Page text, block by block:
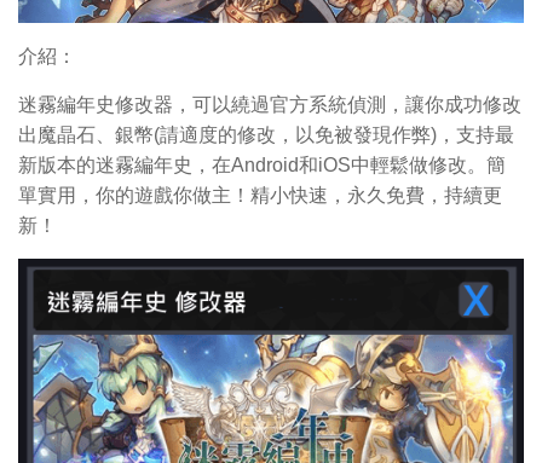
介紹：
迷霧編年史修改器，可以繞過官方系統偵測，讓你成功修改
出魔晶石、銀幣(請適度的修改，以免被發現作弊)，支持最
新版本的迷霧編年史，在Android和iOS中輕鬆做修改。簡
單實用，你的遊戲你做主！精小快速，永久免費，持續更
新！